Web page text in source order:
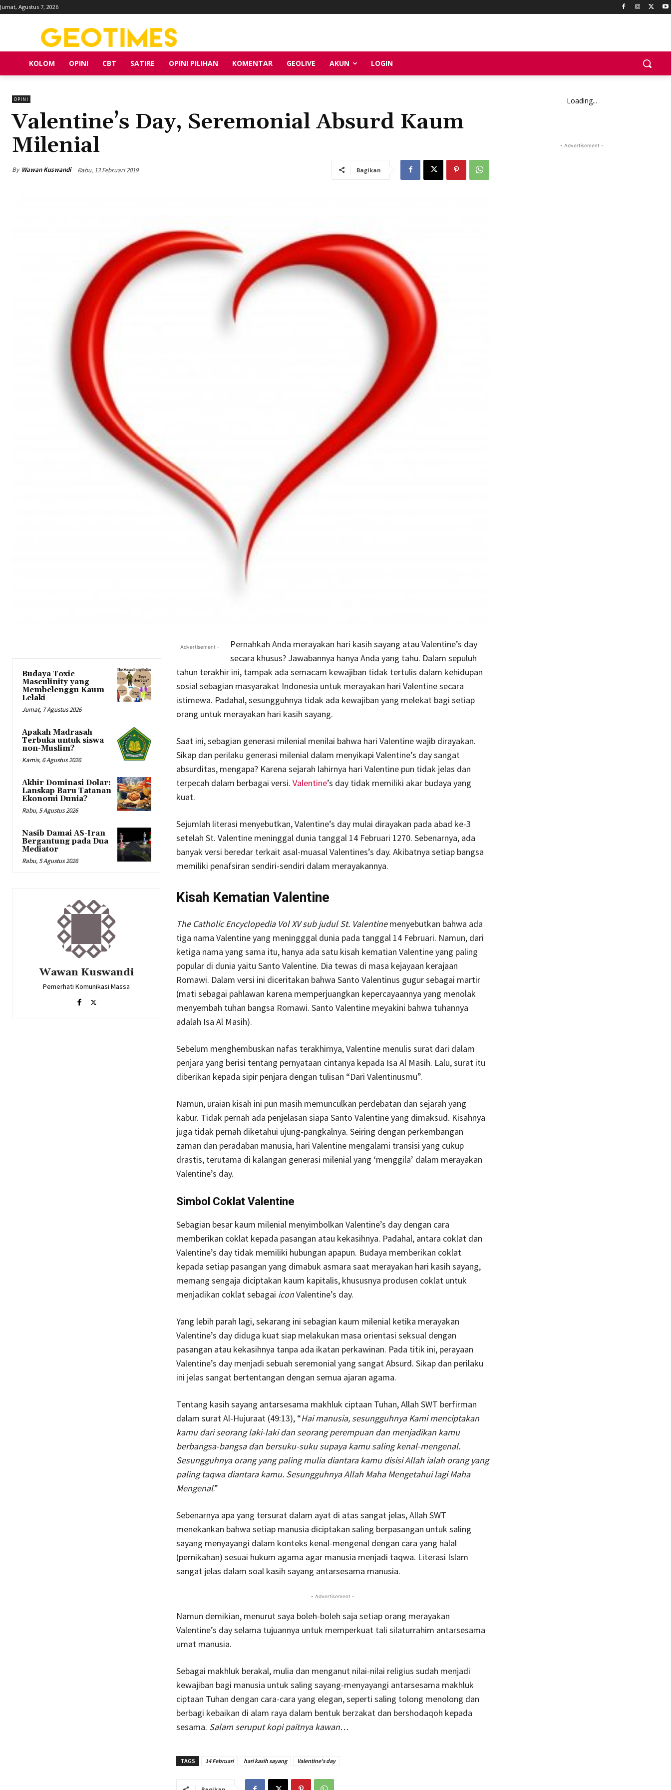
Jumat, Agustus 7, 2026
KOLOM OPINI CBT SATIRE OPINI PILIHAN KOMENTAR GEOLIVE AKUN LOGIN
OPINI
Valentine’s Day, Seremonial Absurd Kaum
Milenial
By Wawan Kuswandi Rabu, 13 Februari 2019 Bagikan
Budaya Toxic
Masculinity yang
Membelenggu Kaum
Lelaki
Jumat, 7 Agustus 2026
Apakah Madrasah
Terbuka untuk siswa
non-Muslim?
Kamis, 6 Agustus 2026
Akhir Dominasi Dolar:
Lanskap Baru Tatanan
Ekonomi Dunia?
Rabu, 5 Agustus 2026
Nasib Damai AS-Iran
Bergantung pada Dua
Mediator
Rabu, 5 Agustus 2026
Wawan Kuswandi
Pemerhati Komunikasi Massa
- Advertisement -
Pernahkah Anda merayakan hari kasih sayang atau Valentine’s day
secara khusus? Jawabannya hanya Anda yang tahu. Dalam sepuluh
tahun terakhir ini, tampak ada semacam kewajiban tidak tertulis dalam kehidupan
sosial sebagian masyarakat Indonesia untuk merayakan hari Valentine secara
istimewa. Padahal, sesungguhnya tidak ada kewajiban yang melekat bagi setiap
orang untuk merayakan hari kasih sayang.
Saat ini, sebagian generasi milenial menilai bahwa hari Valentine wajib dirayakan.
Sikap dan perilaku generasi milenial dalam menyikapi Valentine’s day sangat
absurditas, mengapa? Karena sejarah lahirnya hari Valentine pun tidak jelas dan
terpecah dalam berbagai versi. Valentine’s day tidak memiliki akar budaya yang
kuat.
Sejumlah literasi menyebutkan, Valentine’s day mulai dirayakan pada abad ke-3
setelah St. Valentine meninggal dunia tanggal 14 Februari 1270. Sebenarnya, ada
banyak versi beredar terkait asal-muasal Valentines’s day. Akibatnya setiap bangsa
memiliki penafsiran sendiri-sendiri dalam merayakannya.
Kisah Kematian Valentine
The Catholic Encyclopedia Vol XV sub judul St. Valentinemenyebutkan bahwa ada
tiga nama Valentine yang meningggal dunia pada tanggal 14 Februari. Namun, dari
ketiga nama yang sama itu, hanya ada satu kisah kematian Valentine yang paling
popular di dunia yaitu Santo Valentine. Dia tewas di masa kejayaan kerajaan
Romawi. Dalam versi ini diceritakan bahwa Santo Valentinus gugur sebagai martir
(mati sebagai pahlawan karena memperjuangkan kepercayaannya yang menolak
menyembah tuhan bangsa Romawi. Santo Valentine meyakini bahwa tuhannya
adalah Isa Al Masih).
Sebelum menghembuskan nafas terakhirnya, Valentine menulis surat dari dalam
penjara yang berisi tentang pernyataan cintanya kepada Isa Al Masih. Lalu, surat itu
diberikan kepada sipir penjara dengan tulisan “Dari Valentinusmu”.
Namun, uraian kisah ini pun masih memunculkan perdebatan dan sejarah yang
kabur. Tidak pernah ada penjelasan siapa Santo Valentine yang dimaksud. Kisahnya
juga tidak pernah diketahui ujung-pangkalnya. Seiring dengan perkembangan
zaman dan peradaban manusia, hari Valentine mengalami transisi yang cukup
drastis, terutama di kalangan generasi milenial yang ‘menggila’ dalam merayakan
Valentine’s day.
Simbol Coklat Valentine
Sebagian besar kaum milenial menyimbolkan Valentine’s day dengan cara
memberikan coklat kepada pasangan atau kekasihnya. Padahal, antara coklat dan
Valentine’s day tidak memiliki hubungan apapun. Budaya memberikan coklat
kepada setiap pasangan yang dimabuk asmara saat merayakan hari kasih sayang,
memang sengaja diciptakan kaum kapitalis, khususnya produsen coklat untuk
menjadikan coklat sebagai iconValentine’s day.
Yang lebih parah lagi, sekarang ini sebagian kaum milenial ketika merayakan
Valentine’s day diduga kuat siap melakukan masa orientasi seksual dengan
pasangan atau kekasihnya tanpa ada ikatan perkawinan. Pada titik ini, perayaan
Valentine’s day menjadi sebuah seremonial yang sangat Absurd. Sikap dan perilaku
ini jelas sangat bertentangan dengan semua ajaran agama.
Tentang kasih sayang antarsesama makhluk ciptaan Tuhan, Allah SWT berfirman
dalam surat Al-Hujuraat (49:13), “Hai manusia, sesungguhnya Kami menciptakan
kamu dari seorang laki-laki dan seorang perempuan dan menjadikan kamu
berbangsa-bangsa dan bersuku-suku supaya kamu saling kenal-mengenal.
Sesungguhnya orang yang paling mulia diantara kamu disisi Allah ialah orang yang
paling taqwa diantara kamu. Sesungguhnya Allah Maha Mengetahui lagi Maha
Mengenal.”
Sebenarnya apa yang tersurat dalam ayat di atas sangat jelas, Allah SWT
menekankan bahwa setiap manusia diciptakan saling berpasangan untuk saling
sayang menyayangi dalam konteks kenal-mengenal dengan cara yang halal
(pernikahan) sesuai hukum agama agar manusia menjadi taqwa. Literasi Islam
sangat jelas dalam soal kasih sayang antarsesama manusia.
- Advertisement -
Namun demikian, menurut saya boleh-boleh saja setiap orang merayakan
Valentine’s day selama tujuannya untuk memperkuat tali silaturrahim antarsesama
umat manusia.
Sebagai makhluk berakal, mulia dan menganut nilai-nilai religius sudah menjadi
kewajiban bagi manusia untuk saling sayang-menyayangi antarsesama makhluk
ciptaan Tuhan dengan cara-cara yang elegan, seperti saling tolong menolong dan
berbagi kebaikan di alam raya dalam bentuk berzakat dan bershodaqoh kepada
sesama. Salam seruput kopi paitnya kawan…
TAGS 14 Februari hari kasih sayang Valentine's day
Loading...
- Advertisement -